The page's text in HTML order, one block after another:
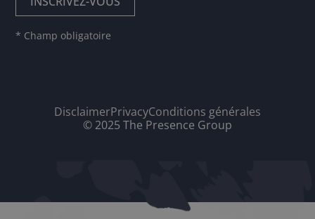
* Champ obligatoire
DisclaimerPrivacyConditions générales
© 2025 The Presence Group